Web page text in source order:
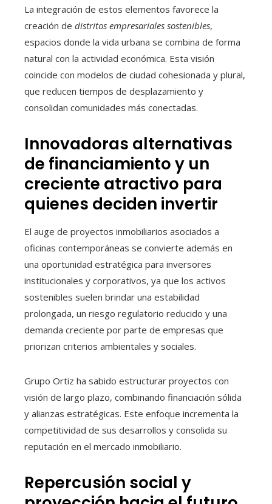
La integración de estos elementos favorece la
creación de distritos empresariales sostenibles,
espacios donde la vida urbana se combina de forma
natural con la actividad económica. Esta visión
coincide con modelos de ciudad cohesionada y plural,
que reducen tiempos de desplazamiento y
consolidan comunidades más conectadas.
Innovadoras alternativas
de financiamiento y un
creciente atractivo para
quienes deciden invertir
El auge de proyectos inmobiliarios asociados a
oficinas contemporáneas se convierte además en
una oportunidad estratégica para inversores
institucionales y corporativos, ya que los activos
sostenibles suelen brindar una estabilidad
prolongada, un riesgo regulatorio reducido y una
demanda creciente por parte de empresas que
priorizan criterios ambientales y sociales.
Grupo Ortiz ha sabido estructurar proyectos con
visión de largo plazo, combinando financiación sólida
y alianzas estratégicas. Este enfoque incrementa la
competitividad de sus desarrollos y consolida su
reputación en el mercado inmobiliario.
Repercusión social y